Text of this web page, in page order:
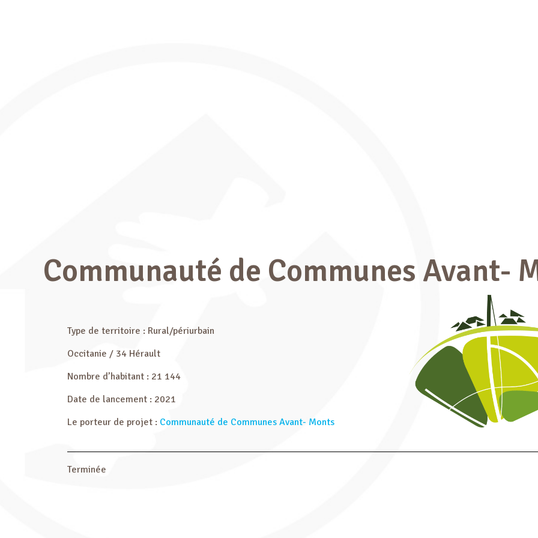
Communauté de Communes Avant-
Type de territoire : Rural/périurbain
Occitanie / 34 Hérault
Nombre d’habitant : 21 144
Date de lancement : 2021
Le porteur de projet : Communauté de Communes Avant- Monts
Terminée